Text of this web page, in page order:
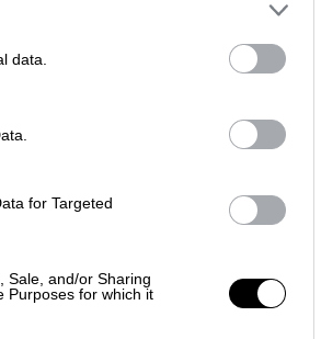
data.
for Targeted
Sale, and/or Sharing
Purposes for which it
Βουλής
της